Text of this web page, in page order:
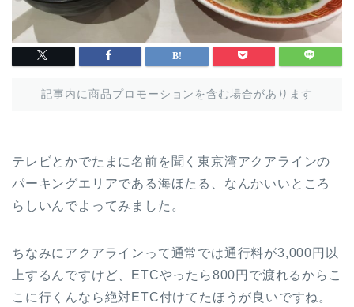
記事内に商品プロモーションを含む場合があります
テレビとかでたまに名前を聞く東京湾アクアラインの
パーキングエリアである海ほたる、なんかいいところ
らしいんでよってみました。
ちなみにアクアラインって通常では通行料が3,000円以
上するんですけど、ETCやったら800円で渡れるからこ
こに行くんなら絶対ETC付けてたほうが良いですね。